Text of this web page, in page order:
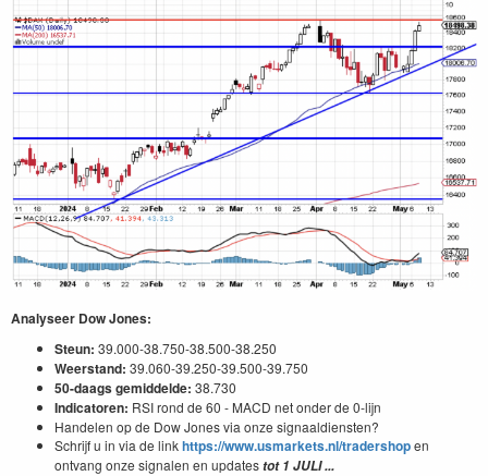
Analyseer Dow Jones:
Steun: 39.000-38.750-38.500-38.250
Weerstand: 39.060-39.250-39.500-39.750
50-daags gemiddelde: 38.730
Indicatoren: RSI rond de 60 - MACD net onder de 0-lijn
Handelen op de Dow Jones via onze signaaldiensten?
Schrijf u in via de linkhttps://www.usmarkets.nl/tradershopen
ontvang onze signalen en updatestot 1 JULI ...